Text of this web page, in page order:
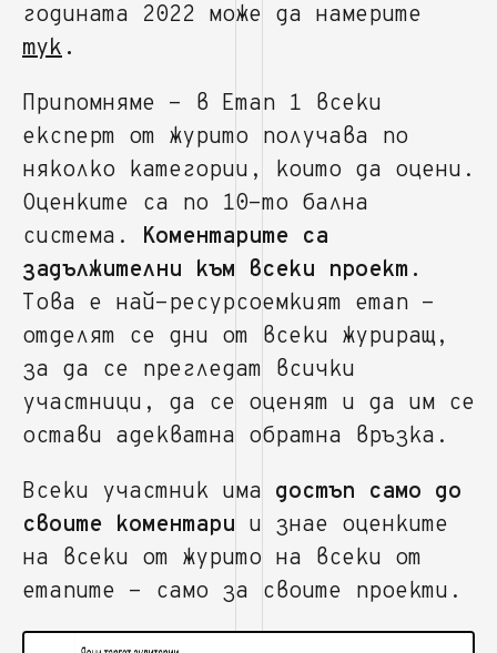
годината 2022 може да намерите
тук.
Припомняме - в Етап 1 всеки
експерт от журито получава по
няколко категории, които да оцени.
Оценките са по 10-то бална
система. Коментарите са
задължителни към всеки проект.
Това е най-ресурсоемкият етап -
отделят се дни от всеки журиращ,
за да се прегледат всички
участници, да се оценят и да им се
остави адекватна обратна връзка.
Всеки участник има достъп само до
своите коментари и знае оценките
на всеки от журито на всеки от
етапите - само за своите проекти.